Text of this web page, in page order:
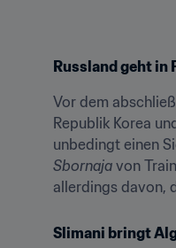
Russland geht in
Vor dem
Republik Korea
Sbornaja von
allerdings davon,
Slimani bringt